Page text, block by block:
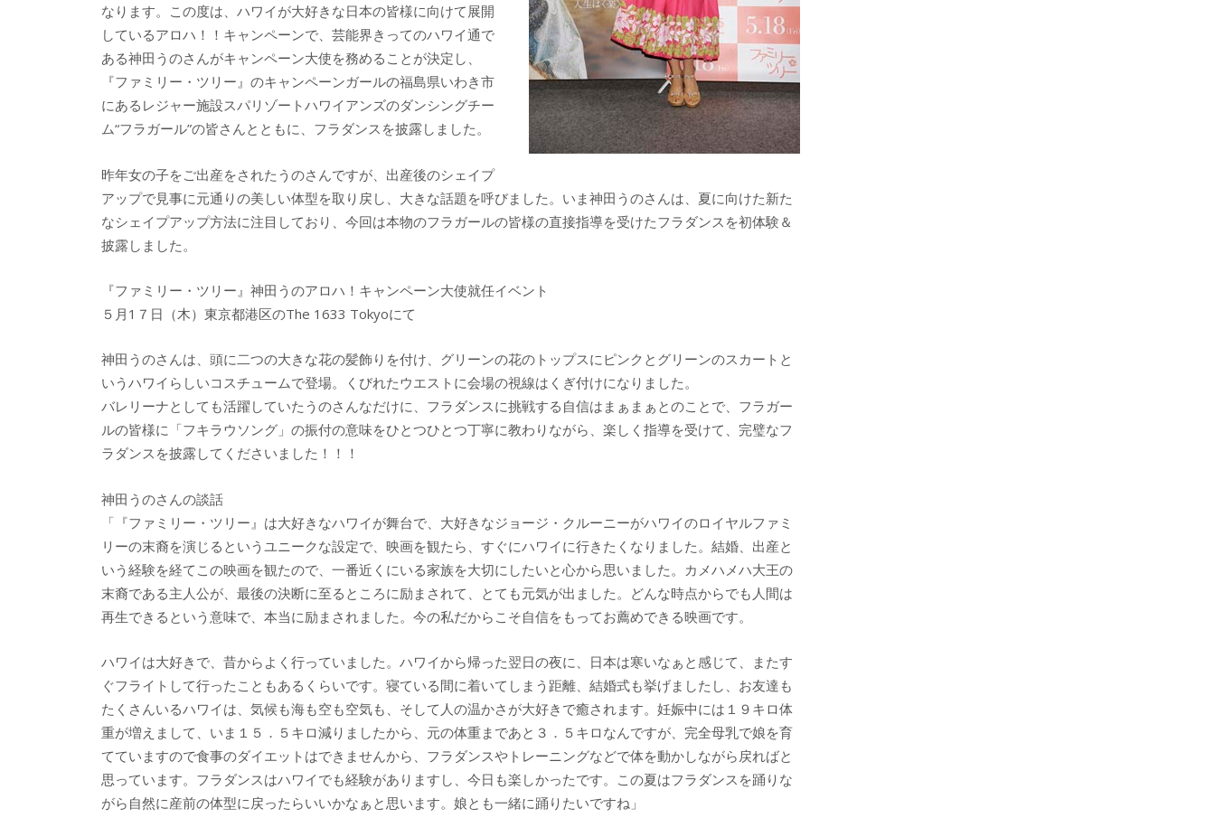
なります。この度は、ハワイが大好きな日本の皆様に向けて展開
しているアロハ！！キャンペーンで、芸能界きってのハワイ通で
ある神田うのさんがキャンペーン大使を務めることが決定し、
『ファミリー・ツリー』のキャンペーンガールの福島県いわき市
にあるレジャー施設スパリゾートハワイアンズのダンシングチー
ム“フラガール”の皆さんとともに、フラダンスを披露しました。
昨年女の子をご出産をされたうのさんですが、出産後のシェイプ
アップで見事に元通りの美しい体型を取り戻し、大きな話題を呼びました。いま神田うのさんは、夏に向けた新た
なシェイプアップ方法に注目しており、今回は本物のフラガールの皆様の直接指導を受けたフラダンスを初体験＆
披露しました。
『ファミリー・ツリー』神田うのアロハ！キャンペーン大使就任イベント
５月1７日（木）東京都港区のThe 1633 Tokyoにて
神田うのさんは、頭に二つの大きな花の髪飾りを付け、グリーンの花のトップスにピンクとグリーンのスカートと
いうハワイらしいコスチュームで登場。くびれたウエストに会場の視線はくぎ付けになりました。
バレリーナとしても活躍していたうのさんなだけに、フラダンスに挑戦する自信はまぁまぁとのことで、フラガー
ルの皆様に「フキラウソング」の振付の意味をひとつひとつ丁寧に教わりながら、楽しく指導を受けて、完璧なフ
ラダンスを披露してくださいました！！！
神田うのさんの談話
「『ファミリー・ツリー』は大好きなハワイが舞台で、大好きなジョージ・クルーニーがハワイのロイヤルファミ
リーの末裔を演じるというユニークな設定で、映画を観たら、すぐにハワイに行きたくなりました。結婚、出産と
いう経験を経てこの映画を観たので、一番近くにいる家族を大切にしたいと心から思いました。カメハメハ大王の
末裔である主人公が、最後の決断に至るところに励まされて、とても元気が出ました。どんな時点からでも人間は
再生できるという意味で、本当に励まされました。今の私だからこそ自信をもってお薦めできる映画です。
ハワイは大好きで、昔からよく行っていました。ハワイから帰った翌日の夜に、日本は寒いなぁと感じて、またす
ぐフライトして行ったこともあるくらいです。寝ている間に着いてしまう距離、結婚式も挙げましたし、お友達も
たくさんいるハワイは、気候も海も空も空気も、そして人の温かさが大好きで癒されます。妊娠中には１９キロ体
重が増えまして、いま１５．５キロ減りましたから、元の体重まであと３．５キロなんですが、完全母乳で娘を育
てていますので食事のダイエットはできませんから、フラダンスやトレーニングなどで体を動かしながら戻ればと
思っています。フラダンスはハワイでも経験がありますし、今日も楽しかったです。この夏はフラダンスを踊りな
がら自然に産前の体型に戻ったらいいかなぁと思います。娘とも一緒に踊りたいですね」